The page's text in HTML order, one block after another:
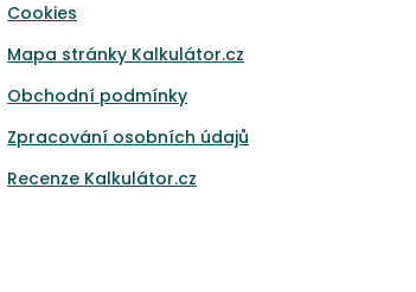
Cookies
Mapa stránky Kalkulátor.cz
Obchodní podmínky
Zpracování osobních údajů
Recenze Kalkulátor.cz